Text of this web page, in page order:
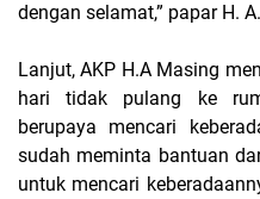
dengan selamat,” papar H.
Lanjut, AKP H.A Masing
hari tidak pulang ke
berupaya mencari
sudah meminta bantuan
untuk mencari